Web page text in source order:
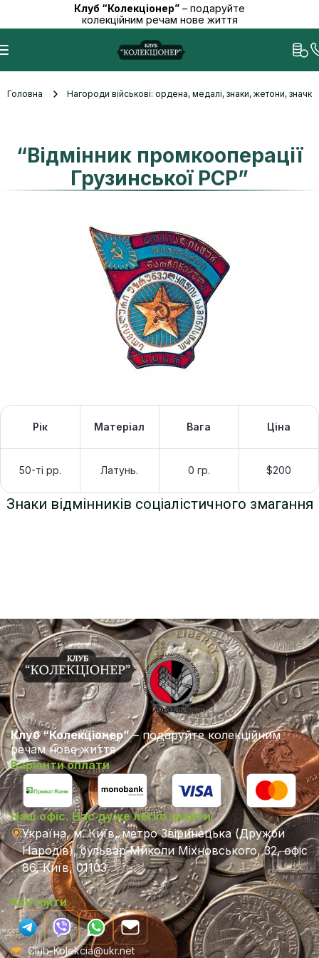
Клуб “Колекціонер” – подаруйте
колекційним речам нове життя
Головна Нагороди військові: ордена, медалі, знаки, жетони,
“Відмінник промкооперації
Грузинської РСР”
Рік Матеріал Вага Ціна
50-ті рр. Латунь. 0 гр. $200
Знаки відмінників соціалістичного змагання
Клуб “Колекціонер”– подаруйте колекційним
речам нове життя
Варіанти оплати
Наш офіс. Нас дуже легко знайти.
Україна, м. Київ, метро Звіринецька (Дружби
Народів), бульвар Миколи Міхновського, 32, офіс
86, Київ, 01103
Контакти
Club-Kolekcia@ukr.net